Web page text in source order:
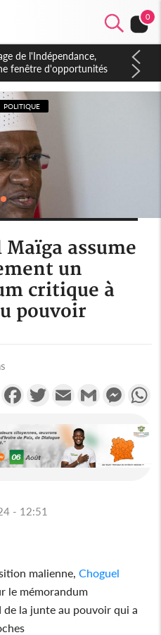
0
après la fronde, les agents
avec la direction sur les
POLITIQUE
assume
un
critique à
pouvoir
PartagerFacebookTwitterEmail Gmail
- 12:51
malienne,Choguel
le mémorandum
la junte au pouvoir qui a